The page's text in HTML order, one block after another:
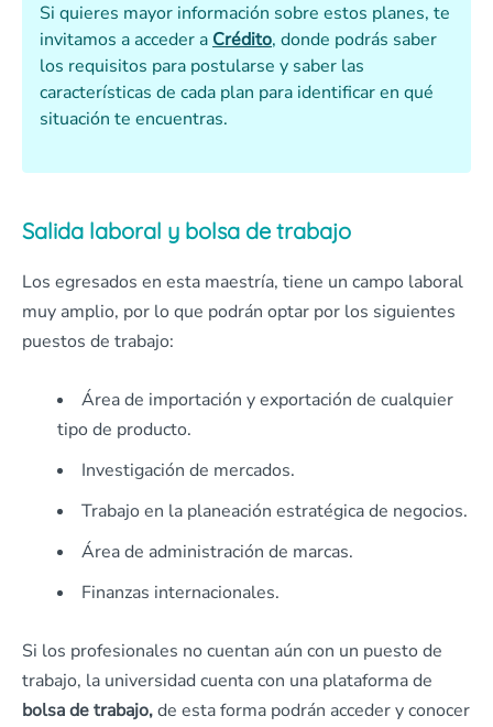
Si quieres mayor información sobre estos planes, te
invitamos a acceder a Crédito, donde podrás saber
los requisitos para postularse y saber las
características de cada plan para identificar en qué
situación te encuentras.
Salida laboral y bolsa de trabajo
Los egresados en esta maestría, tiene un campo laboral
muy amplio, por lo que podrán optar por los siguientes
puestos de trabajo:
Área de importación y exportación de cualquier
tipo de producto.
Investigación de mercados.
Trabajo en la planeación estratégica de negocios.
Área de administración de marcas.
Finanzas internacionales.
Si los profesionales no cuentan aún con un puesto de
trabajo, la universidad cuenta con una plataforma de
bolsa de trabajo,de esta forma podrán acceder y conocer